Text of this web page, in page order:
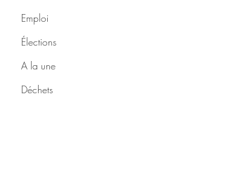
Emploi
Élections
A la une
Déchets